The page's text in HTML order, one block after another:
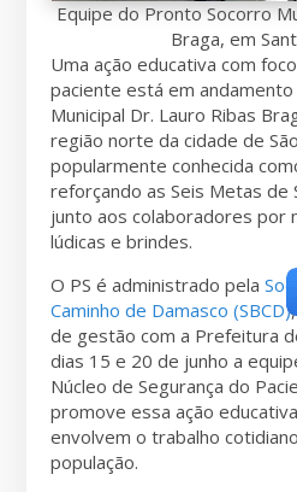
Equipe do Pronto Socorro
Braga, em
Uma ação educativa com
paciente está em
Municipal Dr. Lauro Ribas
região norte da cidade de
popularmente conhecida
reforçando as Seis Metas de
junto aos colaboradores por
lúdicas e brindes.
O PS é administrado pela
Caminho de Damasco (SBCD)
de gestão com a Prefeitura
dias 15 e 20 de junho a
Núcleo de Segurança do
promove essa ação
envolvem o trabalho
população.